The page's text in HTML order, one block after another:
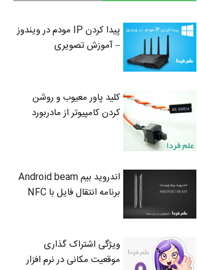
پیدا کردن IP مودم در ویندوز
– آموزش تصویری
کلید پاور معیوب و روشن
کردن کامپیوتر از مادربورد
اندروید بیم Android beam
برنامه انتقال فایل با NFC
ویژگی اشتراک گذاری
موقعیت مکانی در نرم افزار